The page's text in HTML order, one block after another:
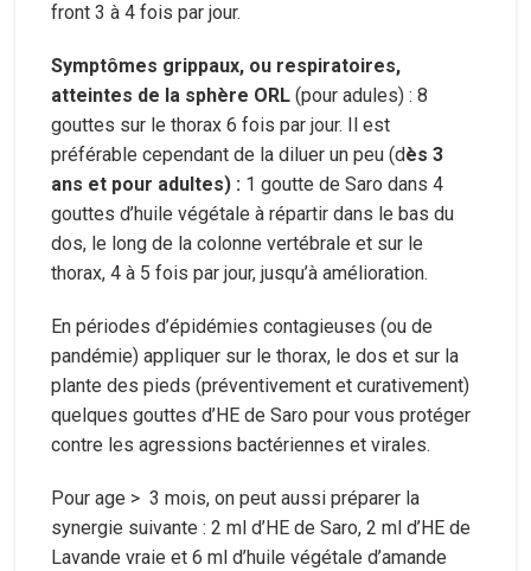
front 3 à 4 fois par jour.
Symptômes grippaux, ou respiratoires,
atteintes de la sphère ORL(pour adules) : 8
gouttes sur le thorax 6 fois par jour. Il est
préférable cependant de la diluer un peu (dès 3
ans et pour adultes) : 1 goutte de Saro dans 4
gouttes d’huile végétale à répartir dans le bas du
dos, le long de la colonne vertébrale et sur le
thorax, 4 à 5 fois par jour, jusqu’à amélioration.
En périodes d’épidémies contagieuses (ou de
pandémie) appliquer sur le thorax, le dos et sur la
plante des pieds (préventivement et curativement)
quelques gouttes d’HE de Saro pour vous protéger
contre les agressions bactériennes et virales.
Pour age > 3 mois, on peut aussi préparer la
synergie suivante : 2 ml d’HE de Saro, 2 ml d’HE de
Lavande vraie et 6 ml d’huile végétale d’amande